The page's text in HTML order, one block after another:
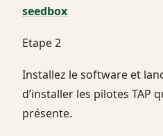
seedbox
Etape 2
Installez le software et
d’installer les pilotes TAP
présente.